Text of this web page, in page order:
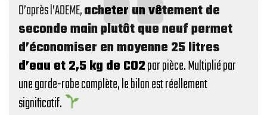
D’après l’ADEME,acheter un vêtement de
seconde main plutôt que neuf permet
d’économiser en moyenne 25 litres
d’eau et 2,5 kg de CO2par pièce. Multiplié par
une garde-robe complète, le bilan est réellement
significatif.